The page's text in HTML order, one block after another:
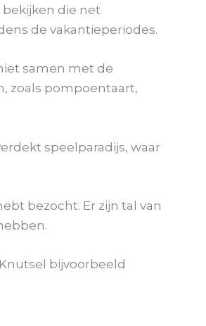
bekijken die net
de vakantieperiodes.
samen met de
zoals pompoentaart,
speelparadijs, waar
bezocht. Er zijn tal van
bijvoorbeeld